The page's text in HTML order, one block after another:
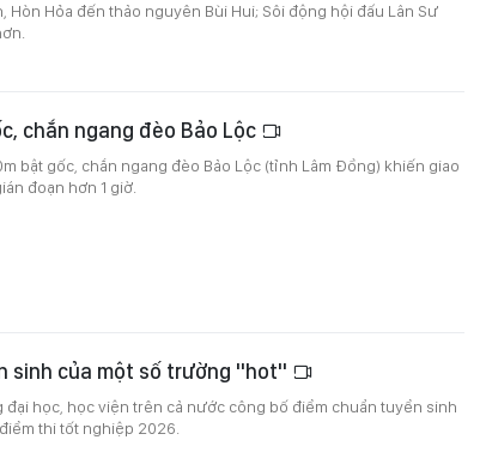
Hòn Hỏa đến thảo nguyên Bùi Hui; Sôi động hội đấu Lân Sư
chắn ngang đèo Bảo Lộc
bật gốc, chắn ngang đèo Bảo Lộc (tỉnh Lâm Đồng) khiến giao
đoạn hơn 1 giờ.
sinh của một số trường "hot"
học, học viện trên cả nước công bố điểm chuẩn tuyển sinh
thi tốt nghiệp 2026.